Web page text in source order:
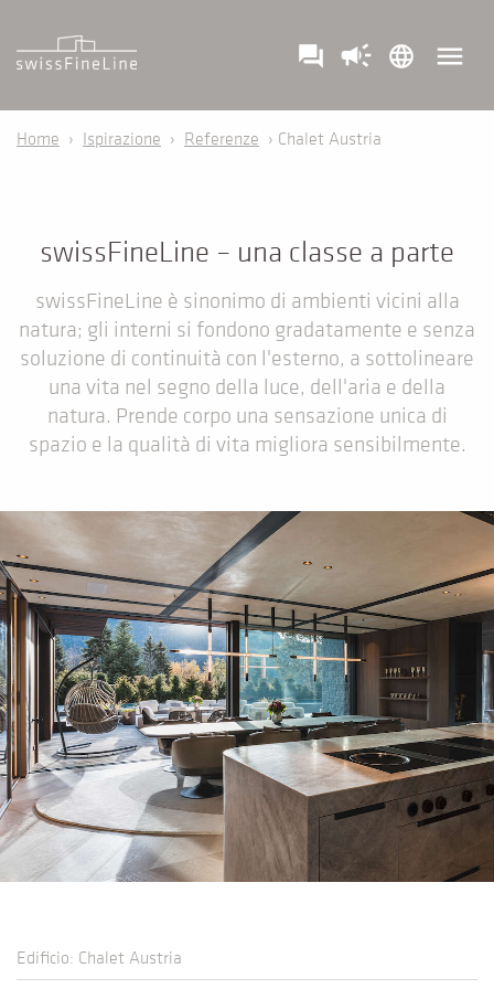
question_answer campaign language menu
Home › Ispirazione › Referenze › Chalet Austria
swissFineLine – una classe a parte
swissFineLine è sinonimo di ambienti vicini alla
natura; gli interni si fondono gradatamente e senza
soluzione di continuità con l'esterno, a sottolineare
una vita nel segno della luce, dell'aria e della
natura. Prende corpo una sensazione unica di
spazio e la qualità di vita migliora sensibilmente.
Edificio: Chalet Austria